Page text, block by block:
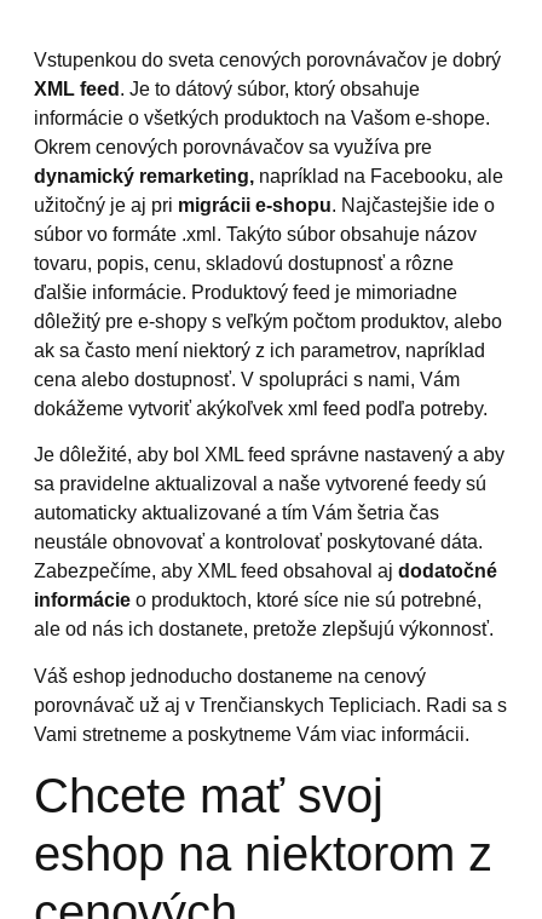
Vstupenkou do sveta cenových porovnávačov je dobrý
XML feed . Je to dátový súbor, ktorý obsahuje
informácie o všetkých produktoch na Vašom e-shope.
Okrem cenových porovnávačov sa využíva pre
dynamický remarketing, napríklad na Facebooku, ale
užitočný je aj pri migrácii e-shopu. Najčastejšie ide o
súbor vo formáte .xml. Takýto súbor obsahuje názov
tovaru, popis, cenu, skladovú dostupnosť a rôzne
ďalšie informácie. Produktový feed je mimoriadne
dôležitý pre e-shopy s veľkým počtom produktov, alebo
ak sa často mení niektorý z ich parametrov, napríklad
cena alebo dostupnosť. V spolupráci s nami, Vám
dokážeme vytvoriť akýkoľvek xml feed podľa potreby.
Je dôležité, aby bol XML feed správne nastavený a aby
sa pravidelne aktualizoval a naše vytvorené feedy sú
automaticky aktualizované a tím Vám šetria čas
neustále obnovovať a kontrolovať poskytované dáta.
Zabezpečíme, aby XML feed obsahoval aj dodatočné
informácie o produktoch, ktoré síce nie sú potrebné,
ale od nás ich dostanete, pretože zlepšujú výkonnosť.
Váš eshop jednoducho dostaneme na cenový
porovnávač už aj v Trenčianskych Tepliciach. Radi sa s
Vami stretneme a poskytneme Vám viac informácii.
Chcete mať svoj
eshop na niektorom z